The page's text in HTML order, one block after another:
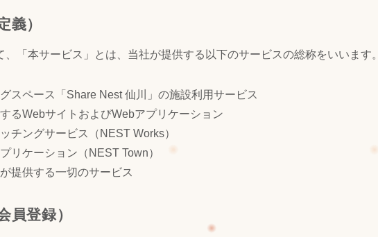
義）
、「本サービス」とは、当社が提供する以下のサービスの総称をいいます。
スペース「Share Nest 仙川」の施設利用サービス
るWebサイトおよびWebアプリケーション
チングサービス（NEST Works）
リケーション（NEST Town）
提供する一切のサービス
員登録）